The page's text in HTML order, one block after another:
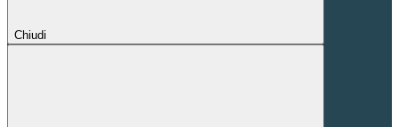
Chiudi